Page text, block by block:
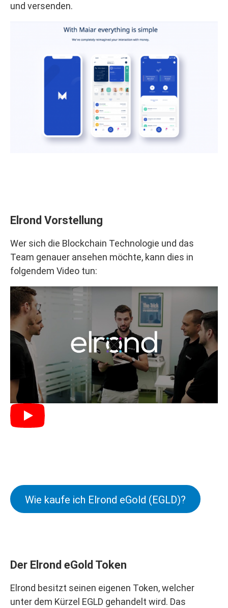
und versenden.
Elrond Vorstellung
Wer sich die Blockchain Technologie und das
Team genauer ansehen möchte, kann dies in
folgendem Video tun:
Wie kaufe ich Elrond eGold (EGLD)?
Der Elrond eGold Token
Elrond besitzt seinen eigenen Token, welcher
unter dem Kürzel EGLD gehandelt wird. Das